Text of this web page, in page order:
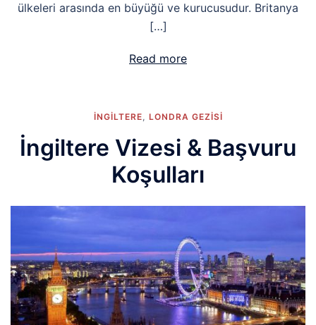
ülkeleri arasında en büyüğü ve kurucusudur. Britanya
[…]
Read more
İNGİLTERE, LONDRA GEZISI
İngiltere Vizesi & Başvuru
Koşulları